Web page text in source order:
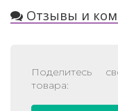
Отзывы и
Поделитесь
товара: